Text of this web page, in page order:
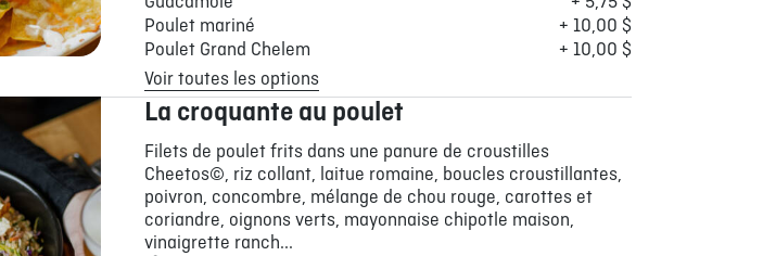
Poulet mariné
+ 10,00 $
Poulet Grand Chelem
+ 10,00 $
Voir toutes les options
La croquante au poulet
Filets de poulet frits dans une panure de croustilles
Cheetos©, riz collant, laitue romaine, boucles croustillantes,
poivron, concombre, mélange de chou rouge, carottes et
coriandre, oignons verts, mayonnaise chipotle maison,
vinaigrette ranch...